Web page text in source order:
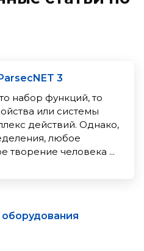
3
набор функций, то
или системы
действий. Однако,
любое
творение человека ...
оборудования